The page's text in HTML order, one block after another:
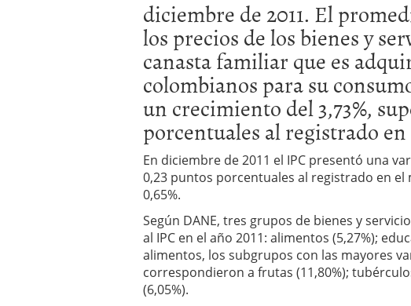
2025
diciembre de 2011. El
los precios de los bienes y
canasta familiar que es
colombianos para su
un crecimiento del 3,73%,
porcentuales al registrado
En diciembre de 2011 el IPC presentó una
0,23 puntos porcentuales al registrado en el
0,65%.
Según DANE, tres grupos de bienes y
al IPC en el año 2011: alimentos (5,27%);
alimentos, los subgrupos con las mayores
correspondieron a frutas (11,80%);
(6,05%).